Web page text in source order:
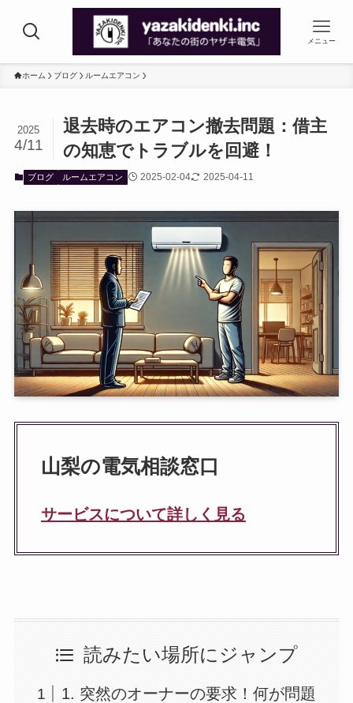
メニュー
ホーム ブログ ルームエアコン
退去時のエアコン撤去問題：借主
の知恵でトラブルを回避！
2025
4/11
ブログ ルームエアコン 2025-02-04 2025-04-11
山梨の電気相談窓口
サービスについて詳しく見る
読みたい場所にジャンプ
1. 突然のオーナーの要求！何が問題